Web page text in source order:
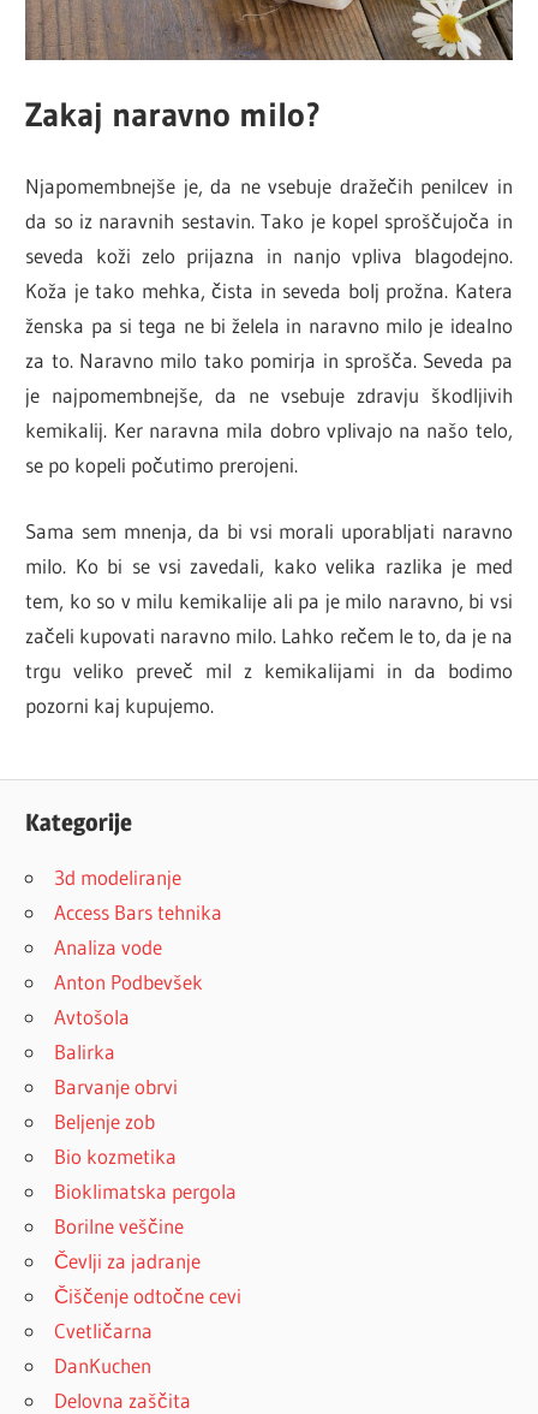
Zakaj naravno milo?
Njapomembnejše je, da ne vsebuje dražečih penilcev in
da so iz naravnih sestavin. Tako je kopel sproščujoča in
seveda koži zelo prijazna in nanjo vpliva blagodejno.
Koža je tako mehka, čista in seveda bolj prožna. Katera
ženska pa si tega ne bi želela in naravno milo je idealno
za to. Naravno milo tako pomirja in sprošča. Seveda pa
je najpomembnejše, da ne vsebuje zdravju škodljivih
kemikalij. Ker naravna mila dobro vplivajo na našo telo,
se po kopeli počutimo prerojeni.
Sama sem mnenja, da bi vsi morali uporabljati naravno
milo. Ko bi se vsi zavedali, kako velika razlika je med
tem, ko so v milu kemikalije ali pa je milo naravno, bi vsi
začeli kupovati naravno milo. Lahko rečem le to, da je na
trgu veliko preveč mil z kemikalijami in da bodimo
pozorni kaj kupujemo.
Kategorije
3d modeliranje
Access Bars tehnika
Analiza vode
Anton Podbevšek
Avtošola
Balirka
Barvanje obrvi
Beljenje zob
Bio kozmetika
Bioklimatska pergola
Borilne veščine
Čevlji za jadranje
Čiščenje odtočne cevi
Cvetličarna
DanKuchen
Delovna zaščita